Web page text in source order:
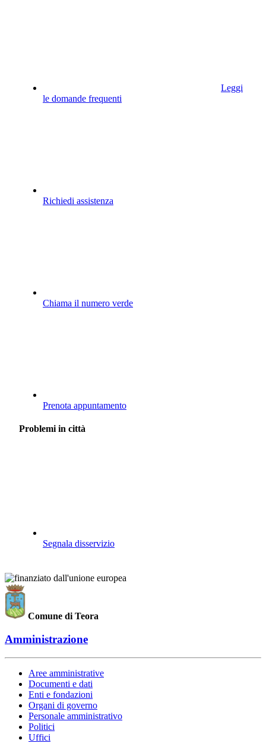
Leggi
le domande frequenti
Richiedi assistenza
Chiama il numero verde
Prenota appuntamento
Problemi in città
Segnala disservizio
Comune di Teora
Amministrazione
Aree amministrative
Documenti e dati
Enti e fondazioni
Organi di governo
Personale amministrativo
Politici
Uffici